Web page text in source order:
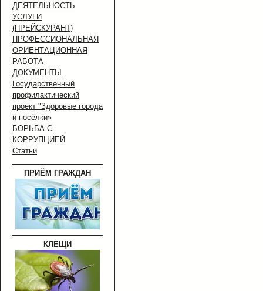
ДЕЯТЕЛЬНОСТЬ
УСЛУГИ
(ПРЕЙСКУРАНТ)
ПРОФЕССИОНАЛЬНАЯ
ОРИЕНТАЦИОННАЯ
РАБОТА
ДОКУМЕНТЫ
Государственный
профилактический
проект "Здоровые города
и посёлки»
БОРЬБА С
КОРРУПЦИЕЙ
Статьи
ПРИЁМ ГРАЖДАН
КЛЕЩИ